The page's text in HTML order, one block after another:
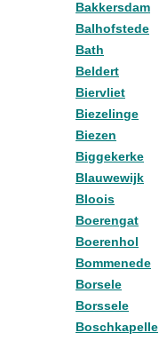
Bakkersdam
Balhofstede
Bath
Beldert
Biervliet
Biezelinge
Biezen
Biggekerke
Blauwewijk
Bloois
Boerengat
Boerenhol
Bommenede
Borsele
Borssele
Boschkapelle